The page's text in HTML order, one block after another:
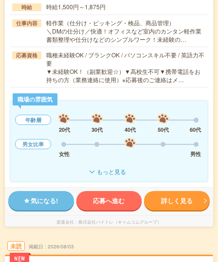
時給 時給1,500円～1,875円
仕事内容
軽作業（仕分け・ピッキング・検品、商品管理）
＼DMの仕分け／快適！オフィスなど室内のカンタン軽作業
書類整理や仕分けなどのシンプルワーク！未経験の…
応募資格
職種未経験OK / ブランクOK / パソコンスキル不要 / 英語力不
要
▼未経験OK！（副業歓迎☆）▼高校生不可▼携帯電話をお
持ちの方（業務連絡に使用）※応募後のご連絡はメ…
職場の雰囲気
年齢層
20代
30代 40代 50代
60代
男女比率
女性
男性
もっと見る
気になる! 応募へ進む 詳しく見る
派遣会社 株式会社バイトレ（キャムコムグループ）
未読
NEW
掲載日 2026/08/03